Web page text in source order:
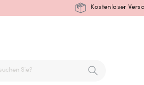
Kostenloser